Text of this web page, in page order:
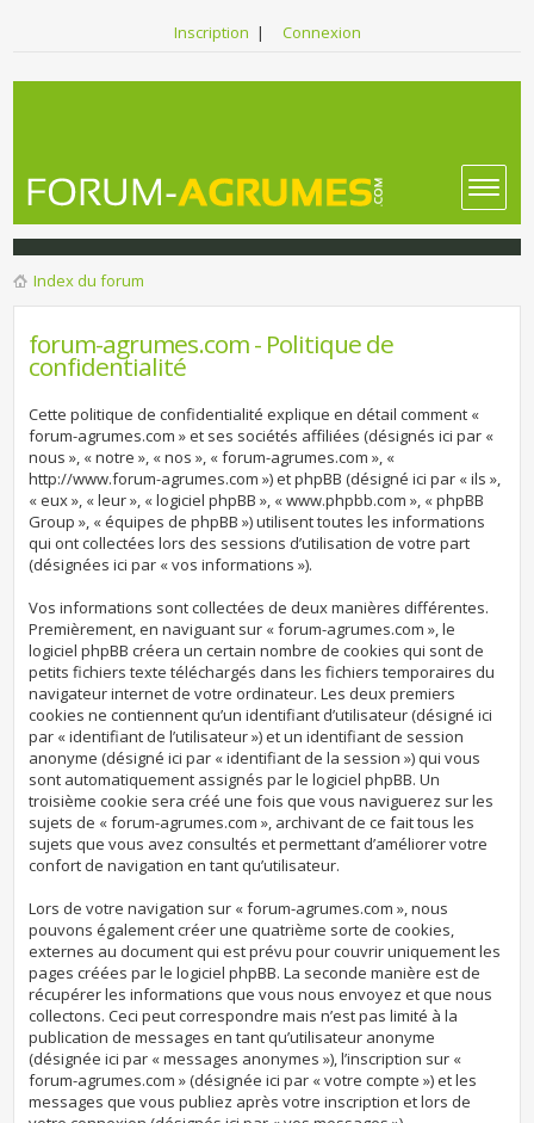
Inscription | Connexion
Index du forum
forum-agrumes.com - Politique de
confidentialité
Cette politique de confidentialité explique en détail comment «
forum-agrumes.com » et ses sociétés affiliées (désignés ici par «
nous », « notre », « nos », « forum-agrumes.com », «
http://www.forum-agrumes.com ») et phpBB (désigné ici par « ils »,
« eux », « leur », « logiciel phpBB », « www.phpbb.com », « phpBB
Group », « équipes de phpBB ») utilisent toutes les informations
qui ont collectées lors des sessions d’utilisation de votre part
(désignées ici par « vos informations »).
Vos informations sont collectées de deux manières différentes.
Premièrement, en naviguant sur « forum-agrumes.com », le
logiciel phpBB créera un certain nombre de cookies qui sont de
petits fichiers texte téléchargés dans les fichiers temporaires du
navigateur internet de votre ordinateur. Les deux premiers
cookies ne contiennent qu’un identifiant d’utilisateur (désigné ici
par « identifiant de l’utilisateur ») et un identifiant de session
anonyme (désigné ici par « identifiant de la session ») qui vous
sont automatiquement assignés par le logiciel phpBB. Un
troisième cookie sera créé une fois que vous naviguerez sur les
sujets de « forum-agrumes.com », archivant de ce fait tous les
sujets que vous avez consultés et permettant d’améliorer votre
confort de navigation en tant qu’utilisateur.
Lors de votre navigation sur « forum-agrumes.com », nous
pouvons également créer une quatrième sorte de cookies,
externes au document qui est prévu pour couvrir uniquement les
pages créées par le logiciel phpBB. La seconde manière est de
récupérer les informations que vous nous envoyez et que nous
collectons. Ceci peut correspondre mais n’est pas limité à la
publication de messages en tant qu’utilisateur anonyme
(désignée ici par « messages anonymes »), l’inscription sur «
forum-agrumes.com » (désignée ici par « votre compte ») et les
messages que vous publiez après votre inscription et lors de